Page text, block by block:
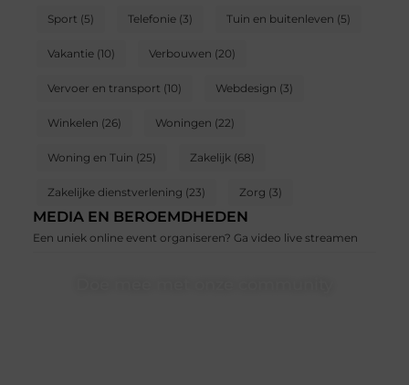
Sport (5) Telefonie(3) Tuin en buitenleven (5)
Vakantie(10) Verbouwen (20)
Vervoer en transport (10) Webdesign (3)
Winkelen (26) Woningen (22)
Woning en Tuin (25) Zakelijk (68)
Zakelijke dienstverlening (23) Zorg (3)
MEDIA EN BEROEMDHEDEN
Een uniek online event organiseren? Ga video live streamen